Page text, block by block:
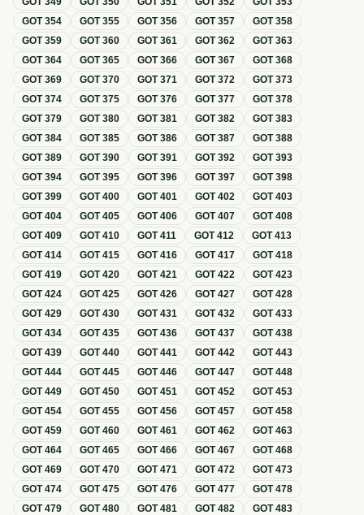
GOT354 GOT355 GOT356 GOT357 GOT358
GOT359 GOT360 GOT361 GOT362 GOT363
GOT364 GOT365 GOT366 GOT367 GOT368
GOT369 GOT370 GOT371 GOT372 GOT373
GOT374 GOT375 GOT376 GOT377 GOT378
GOT379 GOT380 GOT381 GOT382 GOT383
GOT384 GOT385 GOT386 GOT387 GOT388
GOT389 GOT390 GOT391 GOT392 GOT393
GOT394 GOT395 GOT396 GOT397 GOT398
GOT399 GOT400 GOT401 GOT402 GOT403
GOT404 GOT405 GOT406 GOT407 GOT408
GOT409 GOT410 GOT411 GOT412 GOT413
GOT414 GOT415 GOT416 GOT417 GOT418
GOT419 GOT420 GOT421 GOT422 GOT423
GOT424 GOT425 GOT426 GOT427 GOT428
GOT429 GOT430 GOT431 GOT432 GOT433
GOT434 GOT435 GOT436 GOT437 GOT438
GOT439 GOT440 GOT441 GOT442 GOT443
GOT444 GOT445 GOT446 GOT447 GOT448
GOT449 GOT450 GOT451 GOT452 GOT453
GOT454 GOT455 GOT456 GOT457 GOT458
GOT459 GOT460 GOT461 GOT462 GOT463
GOT464 GOT465 GOT466 GOT467 GOT468
GOT469 GOT470 GOT471 GOT472 GOT473
GOT474 GOT475 GOT476 GOT477 GOT478
GOT479 GOT480 GOT481 GOT482 GOT483